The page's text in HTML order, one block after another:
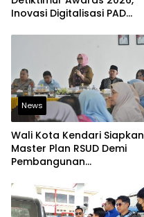
Inovasi Digitalisasi PAD
News
Wali Kota Kendari Siapkan
Master Plan RSUD Demi
Pembangunan